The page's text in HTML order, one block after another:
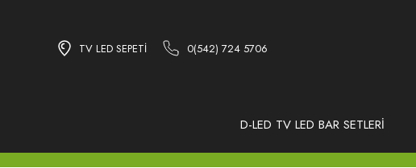
TV LED SEPETİ 0(542) 724 5706
D-LED TV LED BAR SETLERİ